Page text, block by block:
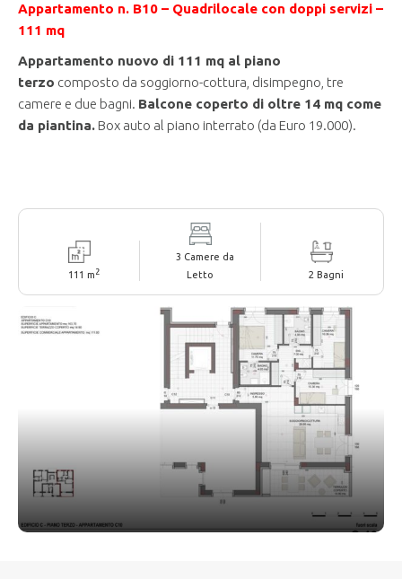
Appartamento n. B10 – Quadrilocale con doppi servizi –
111 mq
Appartamento nuovo di 111 mq al piano
terzo composto da soggiorno-cottura, disimpegno, tre
camere e due bagni. Balcone coperto di oltre 14 mq come
da piantina. Box auto al piano interrato (da Euro 19.000).
111 m 2
3 Camere da
Letto
2 Bagni